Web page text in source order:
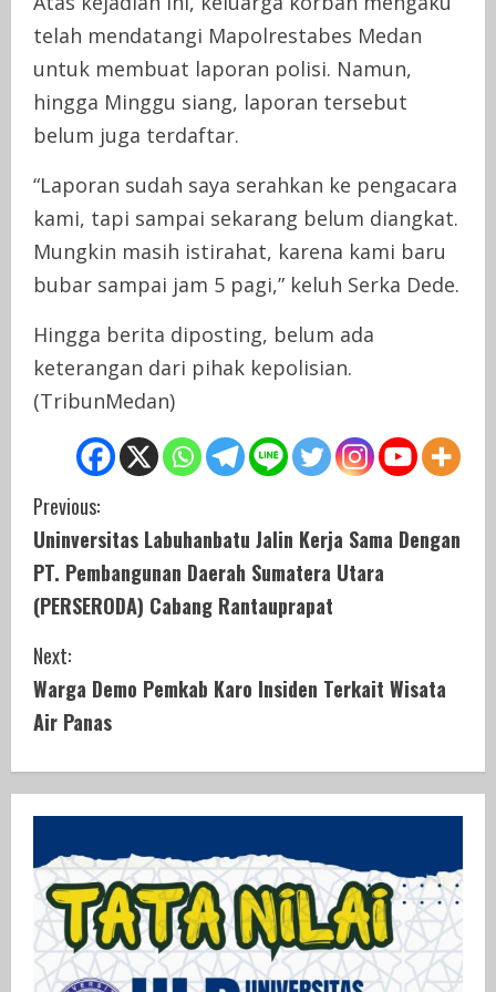
telah mendatangi Mapolrestabes Medan
untuk membuat laporan polisi. Namun,
hingga Minggu siang, laporan tersebut
belum juga terdaftar.
“Laporan sudah saya serahkan ke pengacara
kami, tapi sampai sekarang belum diangkat.
Mungkin masih istirahat, karena kami baru
bubar sampai jam 5 pagi,” keluh Serka Dede.
Hingga berita diposting, belum ada
keterangan dari pihak kepolisian.
(TribunMedan)
C
o
n
t
i
n
u
R
e
a
Previous:
Uninversitas Labuhanbatu Jalin Kerja Sama Dengan
PT. Pembangunan Daerah Sumatera Utara
(PERSERODA) Cabang Rantauprapat
Next:
Warga Demo Pemkab Karo Insiden Terkait Wisata
Air Panas